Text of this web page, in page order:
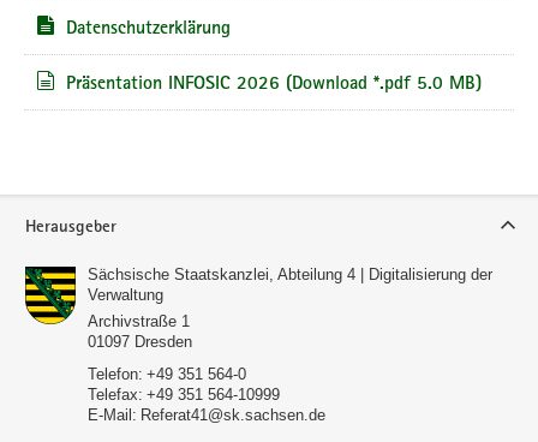
Datenschutzerklärung
Präsentation INFOSIC 2026 (Download *.pdf 5.0 MB)
Herausgeber
Sächsische Staatskanzlei, Abteilung 4 | Digitalisierung der
Verwaltung
Archivstraße 1
01097 Dresden
Telefon: +49 351 564-0
Telefax: +49 351 564-10999
E-Mail: Referat41@sk.sachsen.de